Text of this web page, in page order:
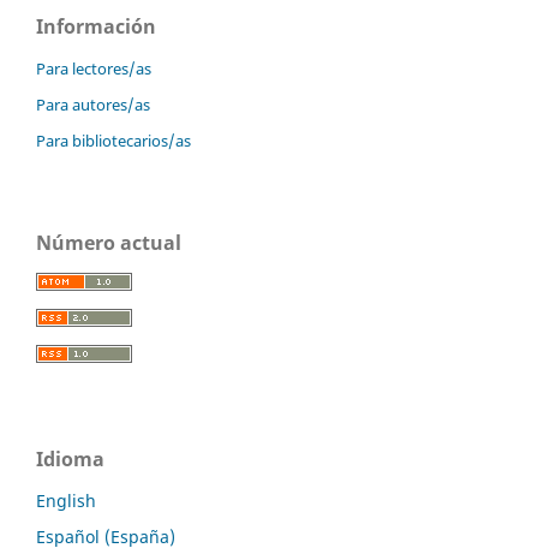
Información
Para lectores/as
Para autores/as
Para bibliotecarios/as
Número actual
Idioma
English
Español (España)